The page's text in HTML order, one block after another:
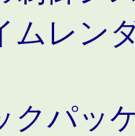
ムレン
クパッ